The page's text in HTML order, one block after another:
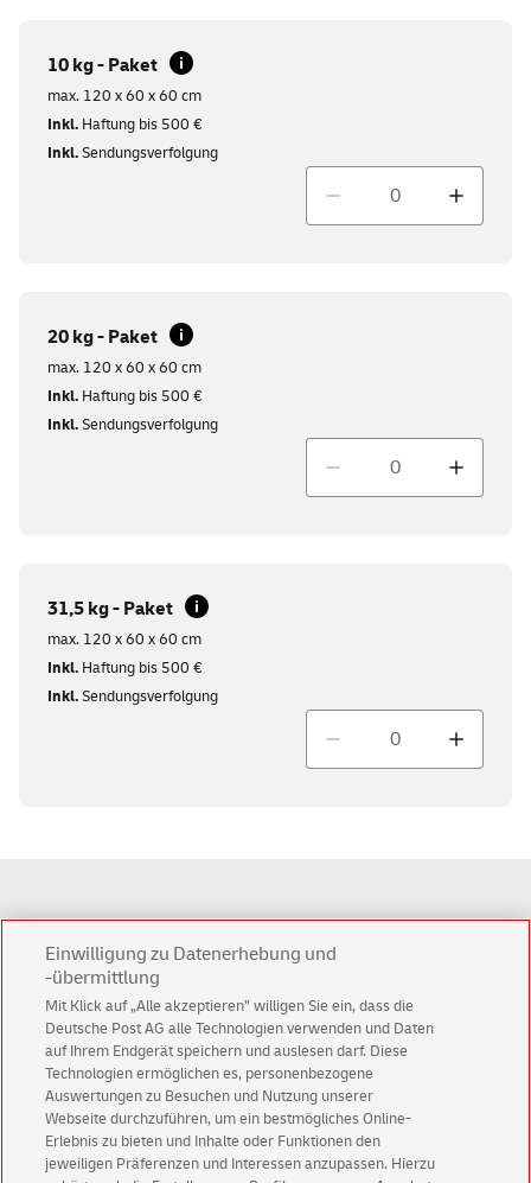
10 kg - Paket
max. 120 x 60 x 60 cm
Inkl. Haftung bis 500 €
Inkl.Sendungsverfolgung
20 kg - Paket
max. 120 x 60 x 60 cm
Inkl. Haftung bis 500 €
Inkl.Sendungsverfolgung
31,5 kg - Paket
max. 120 x 60 x 60 cm
Inkl. Haftung bis 500 €
Inkl.Sendungsverfolgung
Ersparnis
Gesamtsumme
in den Warenkorb
Alle Preise sind Endpreise. Das Porto für Päckchen und Pakete bis 20 kg
Einwilligung zu Datenerhebung und
-übermittlung
Mit Klick auf „Alle akzeptieren” willigen Sie ein, dass die
Deutsche Post AG alle Technologien verwenden und Daten
auf Ihrem Endgerät speichern und auslesen darf. Diese
Technologien ermöglichen es, personenbezogene
Auswertungen zu Besuchen und Nutzung unserer
Webseite durchzuführen, um ein bestmögliches Online-
Erlebnis zu bieten und Inhalte oder Funktionen den
jeweiligen Präferenzen und Interessen anzupassen. Hierzu